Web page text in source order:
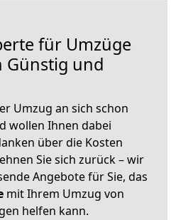
für Umzüge
Günstig und
Umzug an sich schon
wollen Ihnen dabei
über die Kosten
Sie sich zurück – wir
Angebote für Sie, das
mit Ihrem Umzug von
helfen kann.